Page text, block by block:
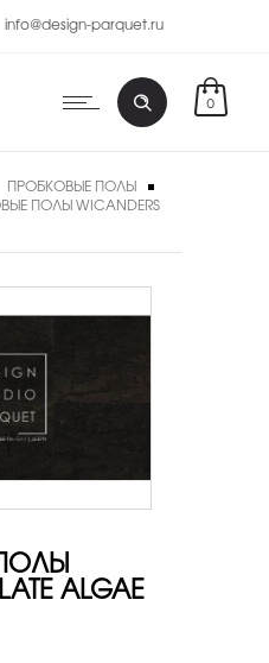
info@design-parquet.ru
0
ПРОБКОВЫЕ ПОЛЫ
ПОЛЫ WICANDERS
ALGAE